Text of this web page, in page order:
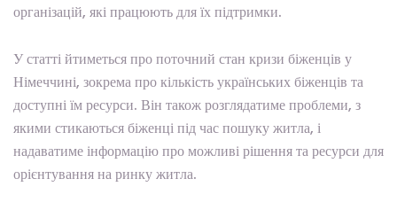
організацій, які працюють для їх підтримки.
У статті йтиметься про поточний стан кризи біженців у
Німеччині, зокрема про кількість українських біженців та
доступні їм ресурси. Він також розглядатиме проблеми, з
якими стикаються біженці під час пошуку житла, і
надаватиме інформацію про можливі рішення та ресурси для
орієнтування на ринку житла.